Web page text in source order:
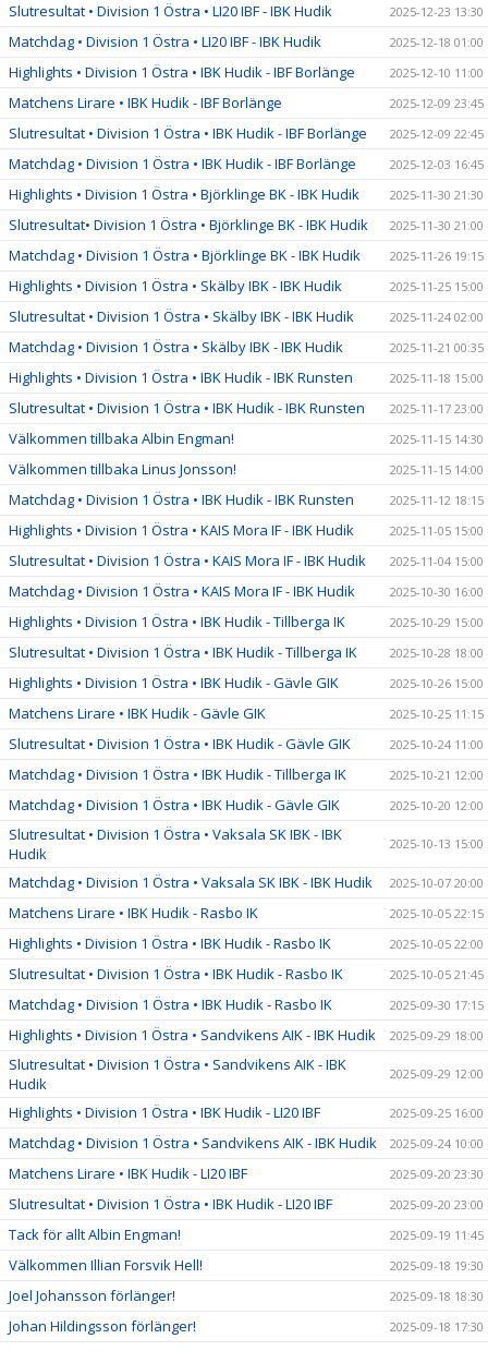
Slutresultat • Division 1 Östra • LI20 IBF - IBK Hudik 2025-12-23 13:30
Matchdag • Division 1 Östra • LI20 IBF - IBK Hudik 2025-12-18 01:00
Highlights • Division 1 Östra • IBK Hudik - IBF Borlänge 2025-12-10 11:00
Matchens Lirare • IBK Hudik - IBF Borlänge 2025-12-09 23:45
Slutresultat • Division 1 Östra • IBK Hudik - IBF Borlänge 2025-12-09 22:45
Matchdag • Division 1 Östra • IBK Hudik - IBF Borlänge 2025-12-03 16:45
Highlights • Division 1 Östra • Björklinge BK - IBK Hudik 2025-11-30 21:30
Slutresultat• Division 1 Östra • Björklinge BK - IBK Hudik 2025-11-30 21:00
Matchdag • Division 1 Östra • Björklinge BK - IBK Hudik 2025-11-26 19:15
Highlights • Division 1 Östra • Skälby IBK - IBK Hudik 2025-11-25 15:00
Slutresultat • Division 1 Östra • Skälby IBK - IBK Hudik 2025-11-24 02:00
Matchdag • Division 1 Östra • Skälby IBK - IBK Hudik 2025-11-21 00:35
Highlights • Division 1 Östra • IBK Hudik - IBK Runsten 2025-11-18 15:00
Slutresultat • Division 1 Östra • IBK Hudik - IBK Runsten 2025-11-17 23:00
Välkommen tillbaka Albin Engman! 2025-11-15 14:30
Välkommen tillbaka Linus Jonsson! 2025-11-15 14:00
Matchdag • Division 1 Östra • IBK Hudik - IBK Runsten 2025-11-12 18:15
Highlights • Division 1 Östra • KAIS Mora IF - IBK Hudik 2025-11-05 15:00
Slutresultat • Division 1 Östra • KAIS Mora IF - IBK Hudik 2025-11-04 15:00
Matchdag • Division 1 Östra • KAIS Mora IF - IBK Hudik 2025-10-30 16:00
Highlights • Division 1 Östra • IBK Hudik - Tillberga IK 2025-10-29 15:00
Slutresultat • Division 1 Östra • IBK Hudik - Tillberga IK 2025-10-28 18:00
Highlights • Division 1 Östra • IBK Hudik - Gävle GIK 2025-10-26 15:00
Matchens Lirare • IBK Hudik - Gävle GIK 2025-10-25 11:15
Slutresultat • Division 1 Östra • IBK Hudik - Gävle GIK 2025-10-24 11:00
Matchdag • Division 1 Östra • IBK Hudik - Tillberga IK 2025-10-21 12:00
Matchdag • Division 1 Östra • IBK Hudik - Gävle GIK 2025-10-20 12:00
Slutresultat • Division 1 Östra • Vaksala SK IBK - IBK
Hudik
2025-10-13 15:00
Matchdag • Division 1 Östra • Vaksala SK IBK - IBK Hudik 2025-10-07 20:00
Matchens Lirare • IBK Hudik - Rasbo IK 2025-10-05 22:15
Highlights • Division 1 Östra • IBK Hudik - Rasbo IK 2025-10-05 22:00
Slutresultat • Division 1 Östra • IBK Hudik - Rasbo IK 2025-10-05 21:45
Matchdag • Division 1 Östra • IBK Hudik - Rasbo IK 2025-09-30 17:15
Highlights • Division 1 Östra • Sandvikens AIK - IBK Hudik 2025-09-29 18:00
Slutresultat • Division 1 Östra • Sandvikens AIK - IBK
Hudik
2025-09-29 12:00
Highlights • Division 1 Östra • IBK Hudik - LI20 IBF 2025-09-25 16:00
Matchdag • Division 1 Östra • Sandvikens AIK - IBK Hudik 2025-09-24 10:00
Matchens Lirare • IBK Hudik - LI20 IBF 2025-09-20 23:30
Slutresultat • Division 1 Östra • IBK Hudik - LI20 IBF 2025-09-20 23:00
Tack för allt Albin Engman! 2025-09-19 11:45
Välkommen Illian Forsvik Hell! 2025-09-18 19:30
Joel Johansson förlänger! 2025-09-18 18:30
Johan Hildingsson förlänger! 2025-09-18 17:30